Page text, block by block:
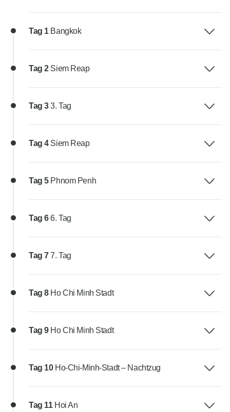
Tag 1 Bangkok
Tag 2 Siem Reap
Tag 33. Tag
Tag 4 Siem Reap
Tag 5 Phnom Penh
Tag 66. Tag
Tag 77. Tag
Tag 8 Ho Chi Minh Stadt
Tag 9 Ho Chi Minh Stadt
Tag 10 Ho-Chi-Minh-Stadt – Nachtzug
Tag 11 Hoi An